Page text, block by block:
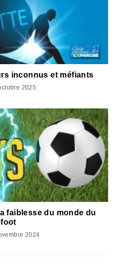
inconnus et méfiants
2025
faiblesse du monde du
foot
2024